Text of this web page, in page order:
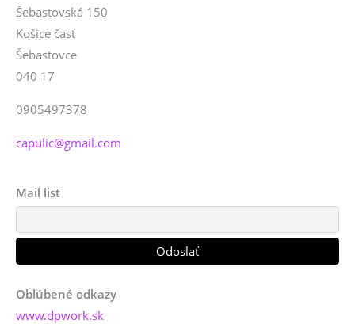
Šebastovská 150
Košice časť
Šebastovce
040 17
0905497378
capulic@gmail.com
Mail list
Obľúbené odkazy
www.dpwork.sk